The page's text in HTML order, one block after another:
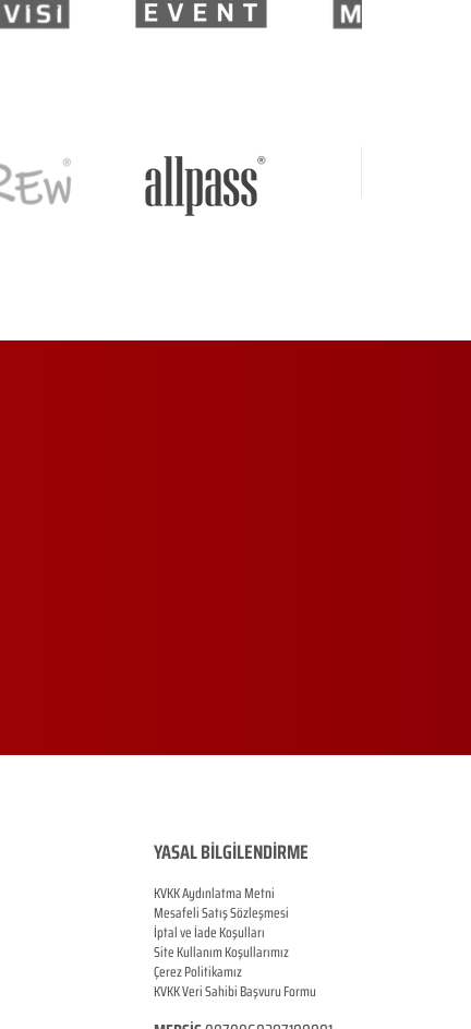
YASAL BİLGİLENDİRME
KVKK Aydınlatma Metni
Mesafeli Satış Sözleşmesi
İptal ve İade Koşulları
Site Kullanım Koşullarımız
Çerez Politikamız
KVKK Veri Sahibi Başvuru Formu